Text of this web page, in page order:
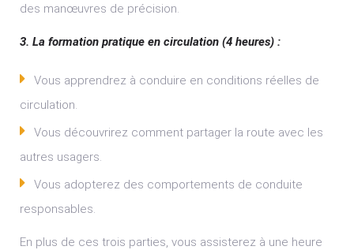
des manœuvres de précision.
3. La formation pratique en circulation (4 heures) :
Vous apprendrez à conduire en conditions réelles de
circulation.
Vous découvrirez comment partager la route avec les
autres usagers.
Vous adopterez des comportements de conduite
responsables.
En plus de ces trois parties, vous assisterez à une heure